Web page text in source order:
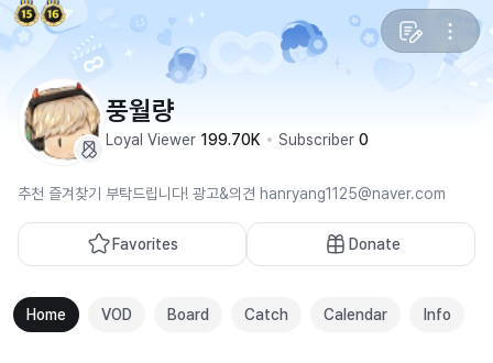
풍월량
Loyal Viewer 199.70K Subscriber 0
추천 즐겨찾기 부탁드립니다! 광고&의견 hanryang1125@naver.com
Favorites Donate
Home VOD Board Catch Calendar Info